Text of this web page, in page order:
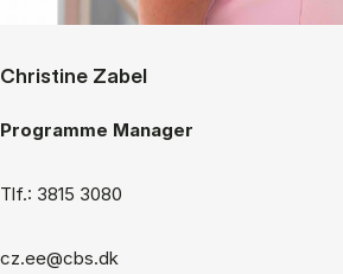
Christine Zabel
Programme Manager
Tlf.: 3815 3080
cz.ee@cbs.dk